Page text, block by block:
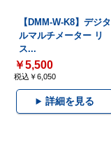
【DMM-W-K8】デジタ
ルマルチメーター リ
ス...
￥5,500
税込￥6,050
詳細を見る